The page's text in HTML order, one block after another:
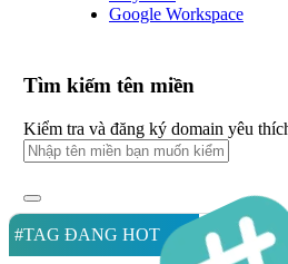
Google Workspace
Tìm kiếm tên miền
Kiểm tra và đăng ký domain yêu
#TAG ĐANG HOT